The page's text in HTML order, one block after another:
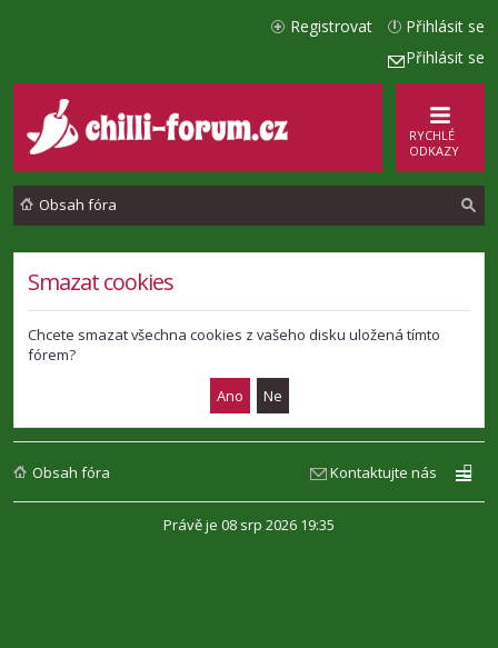
Přihlásit se
Přihlásit se
Registrovat
RYCHLÉ
ODKAZY
Obsah fóra
Smazat cookies
Chcete smazat všechna cookies z vašeho disku uložená tímto
fórem?
Obsah fóra Kontaktujte nás
Právě je 08 srp 2026 19:35